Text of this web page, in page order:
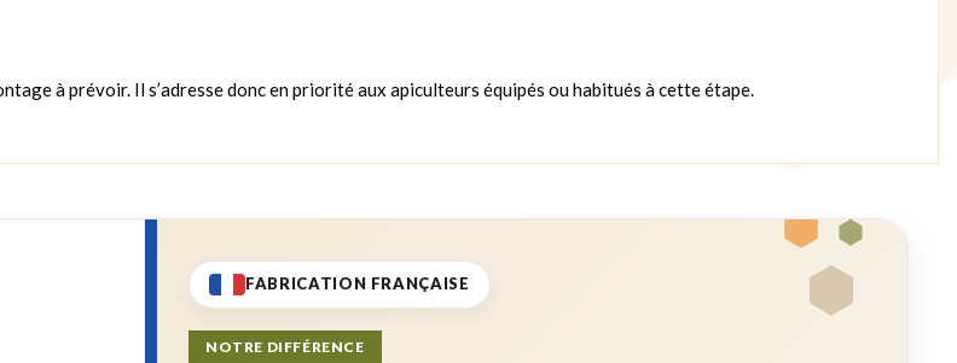
à prévoir. Il s’adresse donc en priorité aux apiculteurs équipés ou habitués à cette étape.
FABRICATION FRANÇAISE
NOTRE DIFFÉRENCE